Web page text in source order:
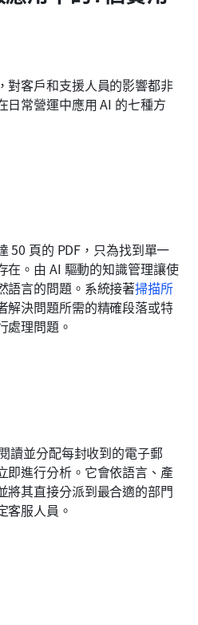
對客戶和支援人員的影響都非
日常營運中應用 AI 的七種方
50 頁的 PDF，只為找到單一
在。由 AI 驅動的知識管理讓使
語言的問題。系統接著掃描所
解決問題所需的精確段落或特
處理問題。
讀並分配每封收到的電子郵
即進行分析。它會依語言、產
將其直接分派到最合適的部門
客服人員。